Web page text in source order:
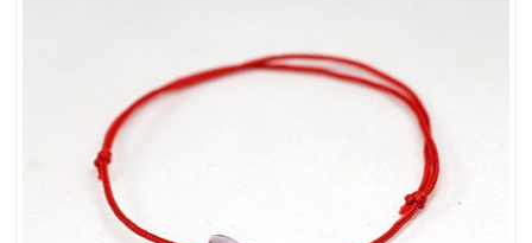
Hot!
SETURI BRATARI
COLECTII BRATARI